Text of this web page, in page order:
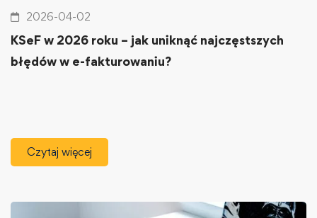
2026-04-02
KSeF w 2026 roku – jak uniknąć najczęstszych
błędów w e-fakturowaniu?
Czytaj więcej